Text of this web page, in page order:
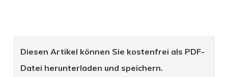
Diesen Artikel können Sie kostenfrei als PDF-
Datei herunterladen und speichern.